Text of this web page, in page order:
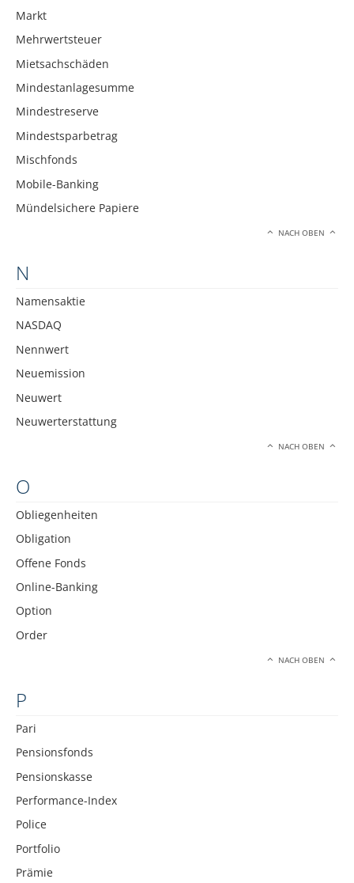
Markt
Mehrwertsteuer
Mietsachschäden
Mindestanlagesumme
Mindestreserve
Mindestsparbetrag
Mischfonds
Mobile-Banking
Mündelsichere Papiere
NACH OBEN
N
Namensaktie
NASDAQ
Nennwert
Neuemission
Neuwert
Neuwerterstattung
NACH OBEN
O
Obliegenheiten
Obligation
Offene Fonds
Online-Banking
Option
Order
NACH OBEN
P
Pari
Pensionsfonds
Pensionskasse
Performance-Index
Police
Portfolio
Prämie